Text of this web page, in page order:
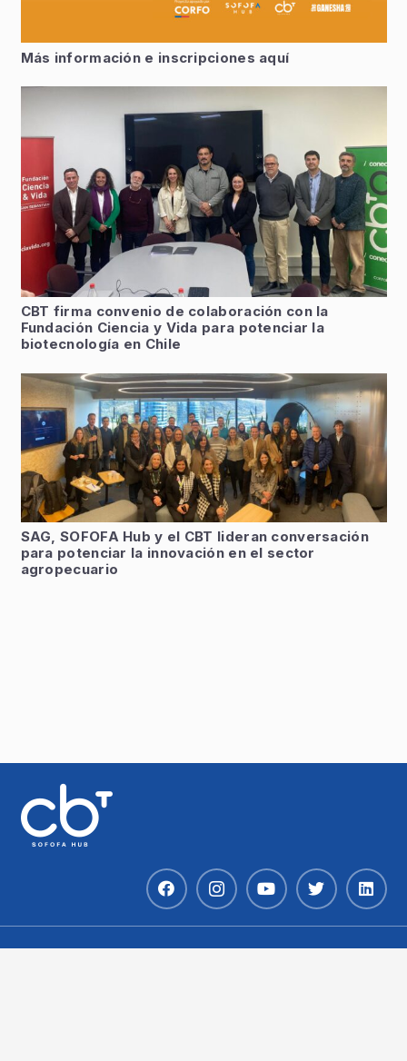
Más información e inscripciones aquí
CBT firma convenio de colaboración con la
Fundación Ciencia y Vida para potenciar la
biotecnología en Chile
SAG, SOFOFA Hub y el CBT lideran conversación
para potenciar la innovación en el sector
agropecuario